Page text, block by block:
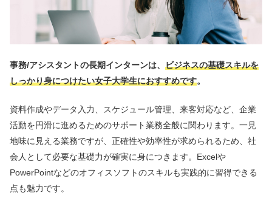
事務/アシスタントの長期インターンは、 ビジネスの基礎スキルを
しっかり身につけたい女子大学生におすすめです。
資料作成やデータ入力、スケジュール管理、来客対応など、企業
活動を円滑に進めるためのサポート業務全般に関わります。一見
地味に見える業務ですが、正確性や効率性が求められるため、社
会人として必要な基礎力が確実に身につきます。Excelや
PowerPointなどのオフィスソフトのスキルも実践的に習得できる
点も魅力です。